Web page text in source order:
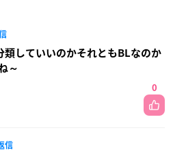
類していいのかそれともBLなのか
～
0
信